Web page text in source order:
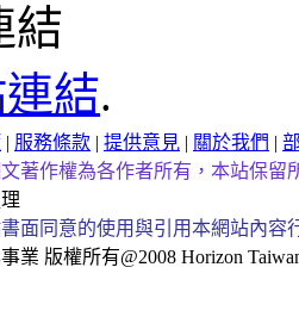
結
結.
| 服務條款 | 提供意見 | 關於我們 |
著作權為各作者所有，本站保留
面同意的使用與引用本網站內
業 版權所有@2008 Horizon